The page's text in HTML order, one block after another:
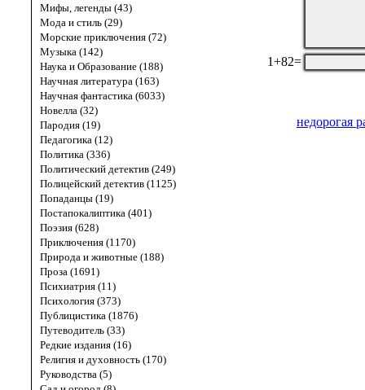
Мифы, легенды (43)
Мода и стиль (29)
Морские приключения (72)
Музыка (142)
Наука и Образование (188)
Научная литература (163)
Научная фантастика (6033)
Новелла (32)
Пародия (19)
Педагогика (12)
Политика (336)
Политический детектив (249)
Полицейский детектив (1125)
Попаданцы (19)
Постапокалиптика (401)
Поэзия (628)
Приключения (1170)
Природа и животные (188)
Проза (1691)
Психиатрия (11)
Психология (373)
Публицистика (1876)
Путеводитель (33)
Редкие издания (16)
Религия и духовность (170)
Руководства (5)
1+82=
недорогая